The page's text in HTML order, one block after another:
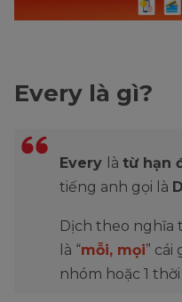
Every là gì?
Every là từ hạn
tiếng anh gọi là
Dịch theo nghĩa
là “mỗi, mọi” cái
nhóm hoặc 1